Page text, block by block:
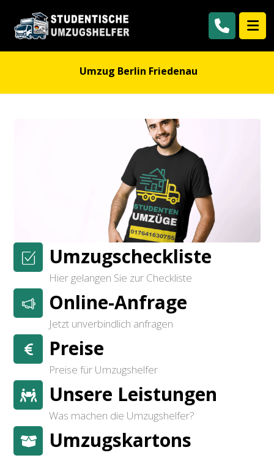
Umzug Berlin Friedenau
Umzugscheckliste
Hier gelangen Sie zur Checkliste
Online-Anfrage
Jetzt unverbindlich anfragen
Preise
Preise für Umzugshelfer
Unsere Leistungen
Was machen die Umzugshelfer?
Umzugskartons